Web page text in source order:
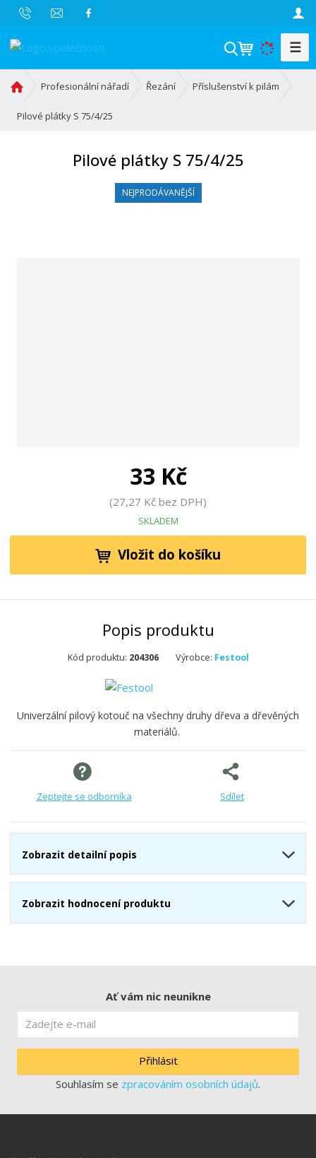
V
h
a
t
☰
o
Profesionální nářadí Řezání Příslušenství k pilám
Pilové plátky S 75/4/25
Pilové plátky S 75/4/25
NEJPRODÁVANĚJŠÍ
33 Kč
27,27 Kč bez DPH
SKLADEM
Vložit do košíku
Popis produktu
Kód produktu: 204306 Výrobce: Festool
Univerzální pilový kotouč na všechny druhy dřeva a dřevěných
materiálů.
Zeptejte se odborníka Sdílet
Zobrazit detailní popis
Zobrazit hodnocení produktu
Ať vám nic neunikne
Přihlásit
Souhlasím se zpracováním osobních údajů.